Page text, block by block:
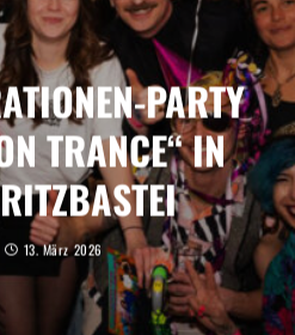
PARTY
TRANCE“ IN
13. März 2026